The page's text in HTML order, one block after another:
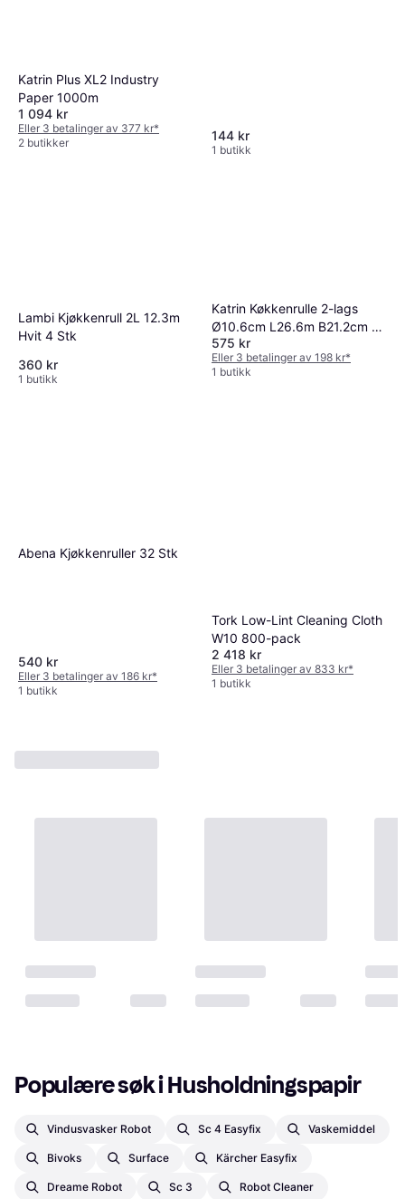
Katrin Plus XL2 Industry
Paper 1000m
1 094 kr
Eller 3 betalinger av 377 kr*
2 butikker
144 kr
1 butikk
Lambi Kjøkkenrull 2L 12.3m
Hvit 4 Stk
360 kr
1 butikk
Katrin Køkkenrulle 2-lags
Ø10.6cm L26.6m B21.2cm 28
Stk
575 kr
Eller 3 betalinger av 198 kr*
1 butikk
Abena Kjøkkenruller 32 Stk
540 kr
Eller 3 betalinger av 186 kr*
1 butikk
Tork Low-Lint Cleaning Cloth
W10 800-pack
2 418 kr
Eller 3 betalinger av 833 kr*
1 butikk
Populære søk i Husholdningspapir
Vindusvasker Robot Sc 4 Easyfix Vaskemiddel
Bivoks Surface Kärcher Easyfix
Dreame Robot Sc 3 Robot Cleaner